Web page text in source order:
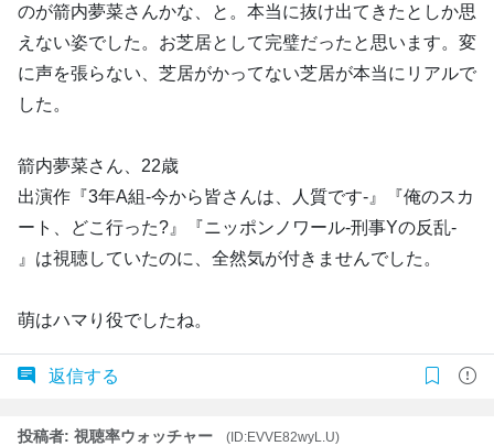
のが箭内夢菜さんかな、と。本当に抜け出てきたとしか思
えない姿でした。お芝居として完璧だったと思います。変
に声を張らない、芝居がかってない芝居が本当にリアルで
した。
箭内夢菜さん、22歳
出演作『3年A組-今から皆さんは、人質です-』『俺のスカ
ート、どこ行った?』『ニッポンノワール-刑事Yの反乱-
』は視聴していたのに、全然気が付きませんでした。
萌はハマり役でしたね。
返信する
投稿者: 視聴率ウォッチャー
(ID:EVVE82wyL.U)